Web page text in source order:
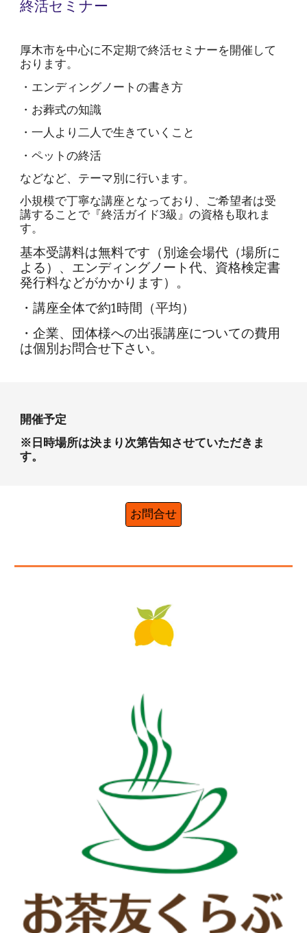
終活セミナー
厚木市を中心に不定期で終活セミナーを開催して
おります。
・エンディングノートの書き方
・お葬式の知識
・一人より二人で生きていくこと
・ペットの終活
などなど、テーマ別に行います。
小規模で丁寧な講座となっており、ご希望者は受
講することで『終活ガイド3級』の資格も取れま
す。
基本受講料は無料です（別途会場代（場所に
よる）、エンディングノート代、資格検定書
発行料などがかかります）。
・講座全体で約1時間（平均）
・企業、団体様への出張講座についての費用
は個別お問合せ下さい。
開催予定
※日時場所は決まり次第告知させていただきま
す。
お問合せ